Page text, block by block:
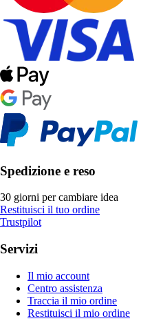
Spedizione e reso
30 giorni per cambiare idea
Restituisci il tuo ordine
Trustpilot
Servizi
Il mio account
Centro assistenza
Traccia il mio ordine
Restituisci il mio ordine